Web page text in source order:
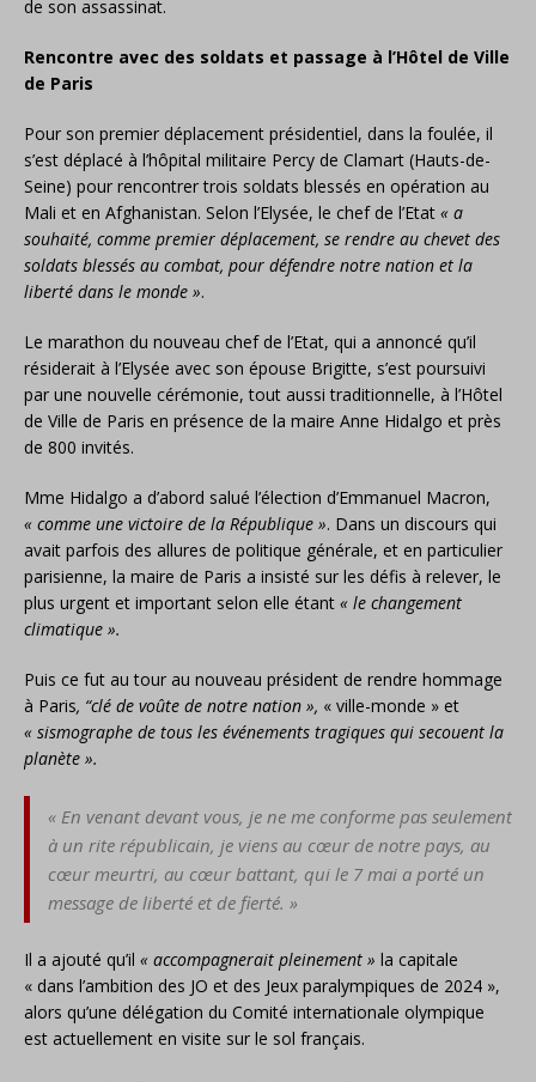
de son assassinat.
Rencontre avec des soldats et passage à l’Hôtel de Ville
de Paris
Pour son premier déplacement présidentiel, dans la foulée, il
s’est déplacé à l’hôpital militaire Percy de Clamart (Hauts-de-
Seine) pour rencontrer trois soldats blessés en opération au
Mali et en Afghanistan. Selon l’Elysée, le chef de l’Etat « a
souhaité, comme premier déplacement, se rendre au chevet des
soldats blessés au combat, pour défendre notre nation et la
liberté dans le monde ».
Le marathon du nouveau chef de l’Etat, qui a annoncé qu’il
résiderait à l’Elysée avec son épouse Brigitte, s’est poursuivi
par une nouvelle cérémonie, tout aussi traditionnelle, à l’Hôtel
de Ville de Paris en présence de la maire Anne Hidalgo et près
de 800 invités.
Mme Hidalgo a d’abord salué l’élection d’Emmanuel Macron,
« comme une victoire de la République ». Dans un discours qui
avait parfois des allures de politique générale, et en particulier
parisienne, la maire de Paris a insisté sur les défis à relever, le
plus urgent et important selon elle étant « le changement
climatique ».
Puis ce fut au tour au nouveau président de rendre hommage
à Paris, “clé de voûte de notre nation », « ville-monde » et
« sismographe de tous les événements tragiques qui secouent la
planète ».
« En venant devant vous, je ne me conforme pas seulement
à un rite républicain, je viens au cœur de notre pays, au
cœur meurtri, au cœur battant, qui le 7 mai a porté un
message de liberté et de fierté. »
Il a ajouté qu’il « accompagnerait pleinement » la capitale
« dans l’ambition des JO et des Jeux paralympiques de 2024 »,
alors qu’une délégation du Comité internationale olympique
est actuellement en visite sur le sol français.